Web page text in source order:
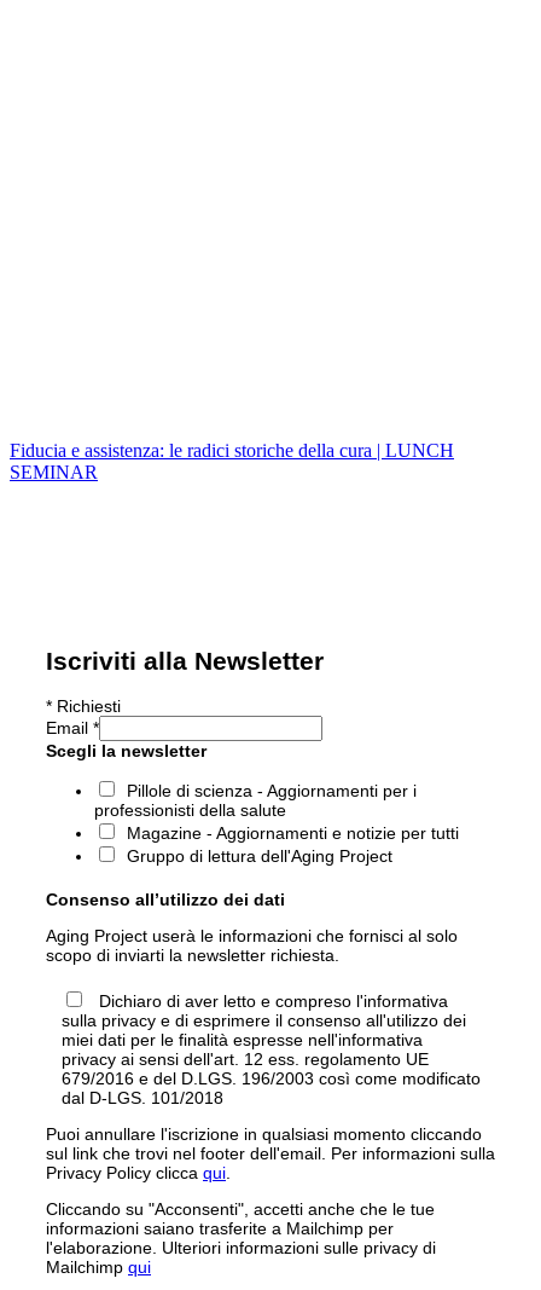
Fiducia e assistenza: le radici storiche della cura | LUNCH
SEMINAR
Iscriviti alla Newsletter
* Richiesti
Email *
Scegli la newsletter
Pillole di scienza - Aggiornamenti per i
professionisti della salute
Magazine - Aggiornamenti e notizie per tutti
Gruppo di lettura dell'Aging Project
Consenso all’utilizzo dei dati
Aging Project userà le informazioni che fornisci al solo
scopo di inviarti la newsletter richiesta.
Dichiaro di aver letto e compreso l'informativa
sulla privacy e di esprimere il consenso all'utilizzo dei
miei dati per le finalità espresse nell'informativa
privacy ai sensi dell'art. 12 ess. regolamento UE
679/2016 e del D.LGS. 196/2003 così come modificato
dal D-LGS. 101/2018
Puoi annullare l'iscrizione in qualsiasi momento cliccando
sul link che trovi nel footer dell'email. Per informazioni sulla
Privacy Policy clicca qui
Cliccando su "Acconsenti", accetti anche che le tue
informazioni saiano trasferite a Mailchimp per
l'elaborazione. Ulteriori informazioni sulle privacy di
Mailchimp qui